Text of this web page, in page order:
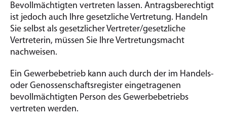
Bevollmächtigten vertreten lassen. Antragsberechtigt
ist jedoch auch Ihre gesetzliche Vertretung. Handeln
Sie selbst als gesetzlicher Vertreter/gesetzliche
Vertreterin, müssen Sie Ihre Vertretungsmacht
nachweisen.
Ein Gewerbebetrieb kann auch durch der im Handels-
oder Genossenschaftsregister eingetragenen
bevollmächtigten Person des Gewerbebetriebs
vertreten werden.